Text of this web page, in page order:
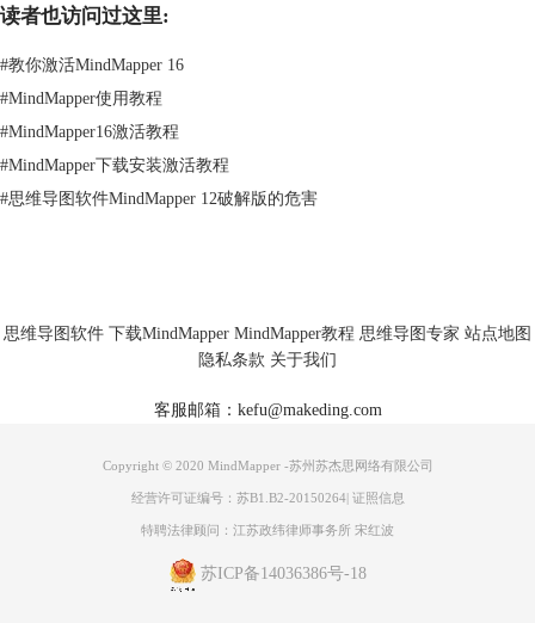
读者也访问过这里:
#教你激活MindMapper 16
#MindMapper使用教程
#MindMapper16激活教程
#MindMapper下载安装激活教程
#思维导图软件MindMapper 12破解版的危害
思维导图软件 下载MindMapper MindMapper教程 思维导图专家 站点地图
隐私条款 关于我们
客服邮箱：kefu@makeding.com
Copyright © 2020 MindMapper -苏州苏杰思网络有限公司
经营许可证编号：苏B1.B2-20150264| 证照信息
特聘法律顾问：江苏政纬律师事务所 宋红波
苏ICP备14036386号-18